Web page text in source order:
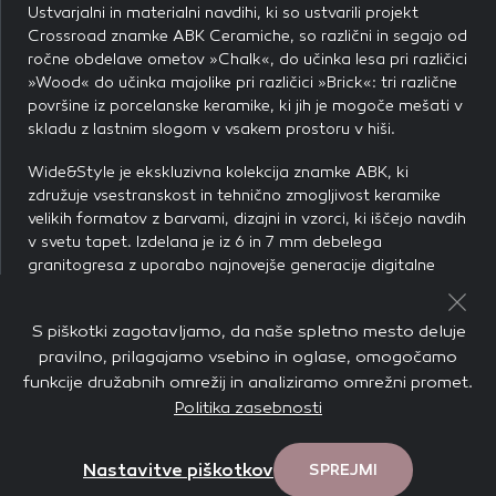
Ustvarjalni in materialni navdihi, ki so ustvarili projekt
Crossroad znamke ABK Ceramiche, so različni in segajo od
ročne obdelave ometov »Chalk«, do učinka lesa pri različici
»Wood« do učinka majolike pri različici »Brick«: tri različne
površine iz porcelanske keramike, ki jih je mogoče mešati v
skladu z lastnim slogom v vsakem prostoru v hiši.
Wide&Style je ekskluzivna kolekcija znamke ABK, ki
združuje vsestranskost in tehnično zmogljivost keramike
velikih formatov z barvami, dizajni in vzorci, ki iščejo navdih
v svetu tapet. Izdelana je iz 6 in 7 mm debelega
granitogresa z uporabo najnovejše generacije digitalne
omogočajo uporabo na notranjih in zunanjih stenah, zaradi
česar so primerne tako za stanovanjsko arhitekturo
(kopalnice, kuhinje, dnevne sobe, spalnice) kot za javne in
poslovne prostore (bari, restavracije, trgovine, hoteli).
Več o serijiWide&Style Shard
S piškotki zagotavljamo, da naše spletno mesto deluje
pravilno, prilagajamo vsebino in oglase, omogočamo
funkcije družabnih omrežij in analiziramo omrežni promet.
Politika zasebnosti
Nastavitve piškotkov SPREJMI